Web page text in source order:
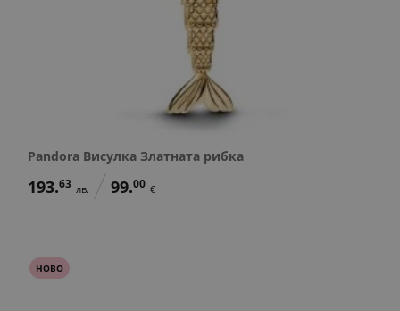
Pandora Висулка Златната рибка
193.63 лв. 99.00 €
НОВО